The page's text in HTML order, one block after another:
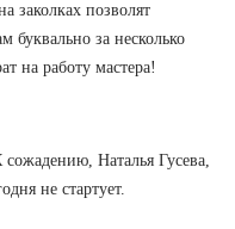
заколках позволят
буквально за несколько
на работу мастера!
Наталья Гусева,
не стартует.